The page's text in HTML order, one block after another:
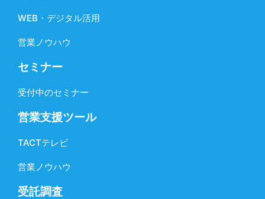
WEB・デジタル活用
営業ノウハウ
セミナー
受付中のセミナー
営業支援ツール
TACTテレビ
営業ノウハウ
受託調査